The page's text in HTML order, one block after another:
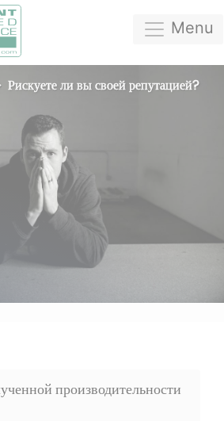
Menu
Рискуете ли вы своей репутацией?
производительности